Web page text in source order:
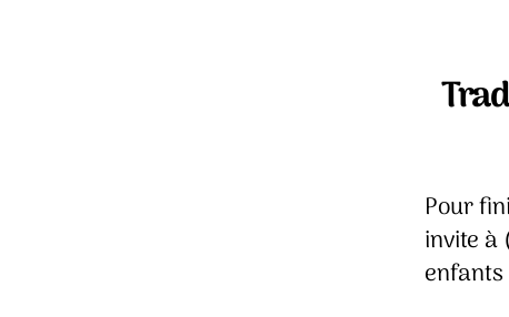
Pour
invite
enfants